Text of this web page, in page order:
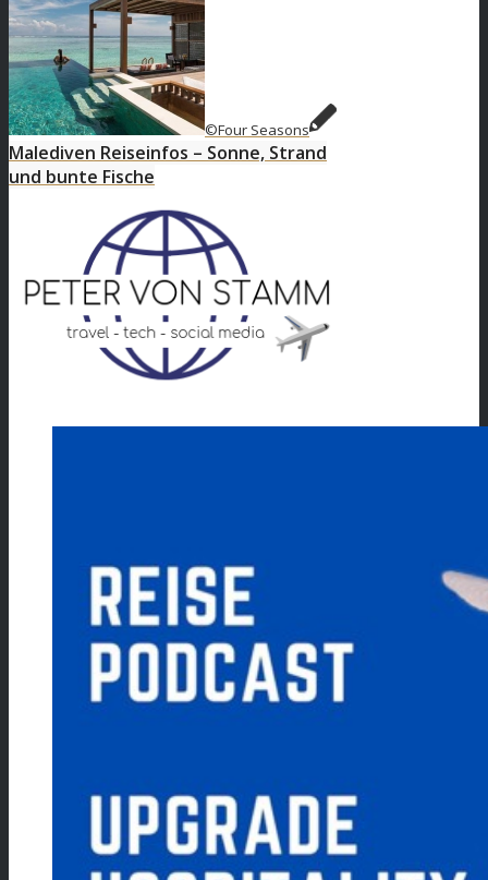
©Four Seasons
Malediven Reiseinfos – Sonne, Strand
und bunte Fische